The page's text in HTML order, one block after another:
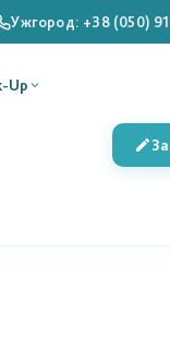
Ужгород: +38 (050)
Up